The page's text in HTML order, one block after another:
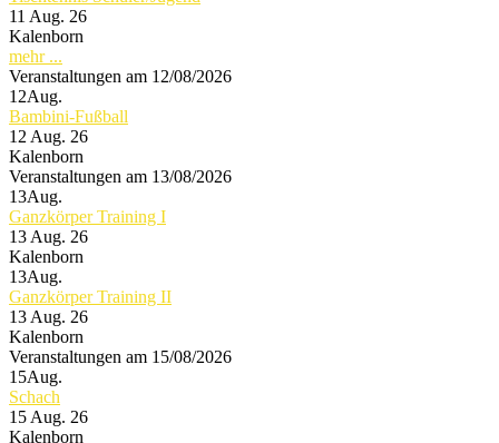
11 Aug. 26
Kalenborn
mehr ...
Veranstaltungen am 12/08/2026
12Aug.
Bambini-Fußball
12 Aug. 26
Kalenborn
Veranstaltungen am 13/08/2026
13Aug.
Ganzkörper Training I
13 Aug. 26
Kalenborn
13Aug.
Ganzkörper Training II
13 Aug. 26
Kalenborn
Veranstaltungen am 15/08/2026
15Aug.
Schach
15 Aug. 26
Kalenborn